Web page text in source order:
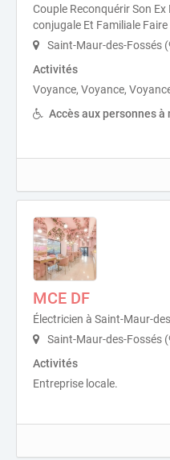
Couple Reconquérir Son
conjugale Et Familiale Faire
Saint-Maur-des-Fossés
Activités
Voyance, Voyance,
Accès aux personnes
MCE DF
Électricien à Saint-Maur-
Saint-Maur-des-Fossés
Activités
Entreprise locale.